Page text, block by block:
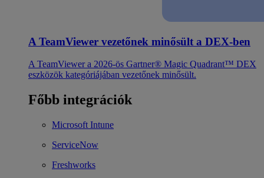
A TeamViewer vezetőnek minősült a DEX-ben
A TeamViewer a 2026-ös Gartner® Magic Quadrant™ DEX
eszközök kategóriájában vezetőnek minősült.
Főbb integrációk
Microsoft Intune
ServiceNow
Freshworks